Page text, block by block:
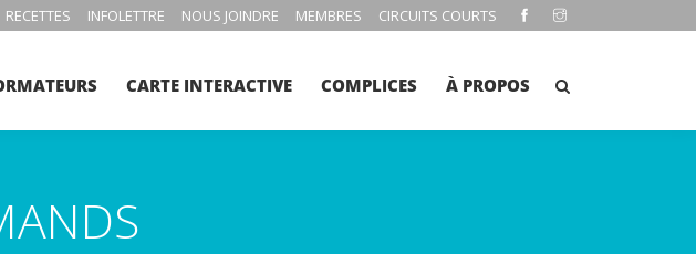
RECETTES INFOLETTRE NOUS JOINDRE MEMBRES CIRCUITS COURTS
CARTE INTERACTIVE COMPLICES À PROPOS